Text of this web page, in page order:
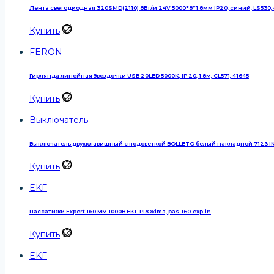
Лента светодиодная 320SMD(2110) 8Вт/м 24V 5000*8*1.8мм IP20, синий, LS530,
Купить
FERON
Гирлянда линейная Звездочки USB 20LED 5000K, IP 20, 1.8м, CL571, 41645
Купить
Выключатель
Выключатель двухклавишный с подсветкой BOLLETO белый накладной 7123
Купить
EKF
Пассатижи Expert 160 мм 1000В EKF PROxima, pas-160-exp-in
Купить
EKF